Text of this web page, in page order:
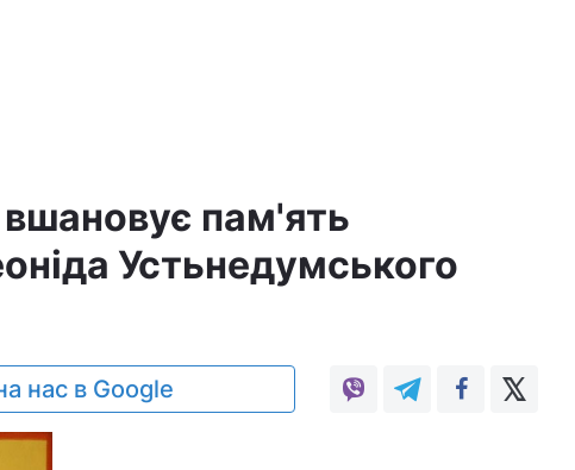
пам'ять
Устьнедумського
нас в Google